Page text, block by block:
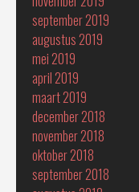
september 2019
augustus 2019
mei 2019
april 2019
maart 2019
december 2018
november 2018
oktober 2018
september 2018